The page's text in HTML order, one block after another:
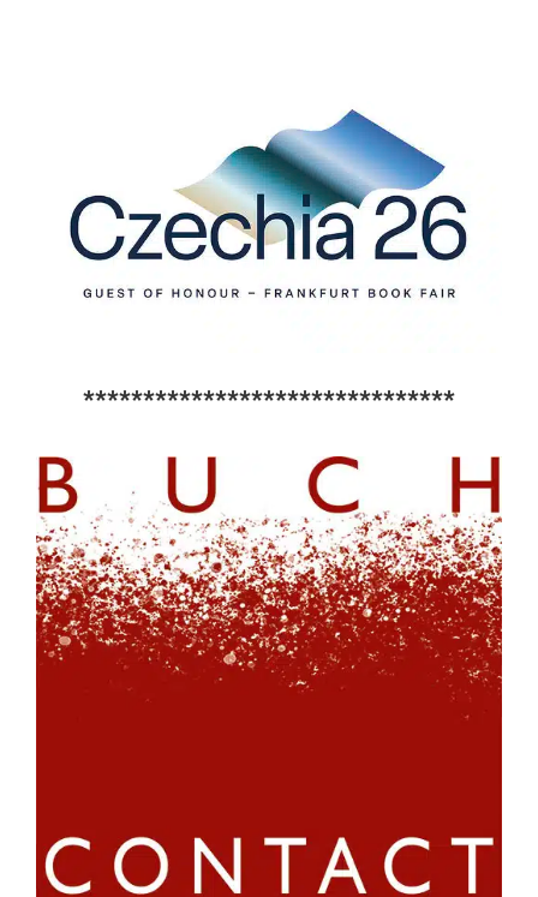
*******************************